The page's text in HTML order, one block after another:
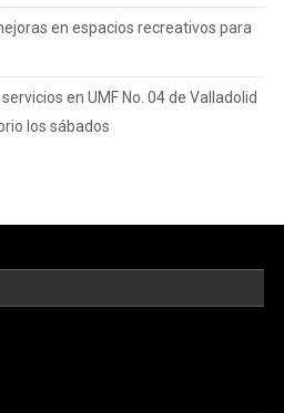
en espacios recreativos para
en UMF No. 04 de Valladolid
los sábados